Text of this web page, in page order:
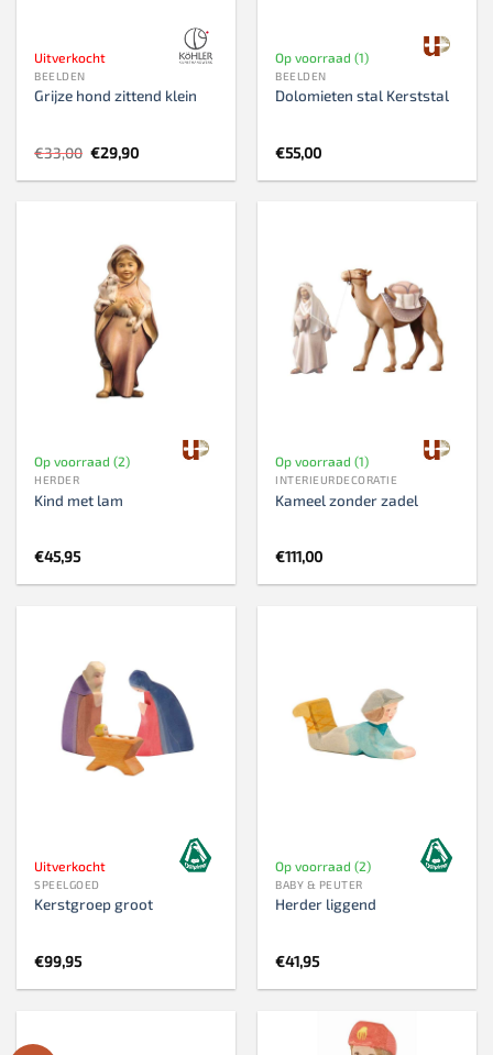
Uitverkocht
BEELDEN
Grijze hond zittend klein
€33,00 Oorspronkelijke
prijs
was:
€29,90Huidige
is:
Op voorraad (1)
BEELDEN
Dolomieten stal Kerststal
€55,00
Op voorraad (2)
HERDER
Kind met lam
€45,95
Op voorraad (1)
INTERIEURDECORATIE
Kameel zonder zadel
€111,00
Uitverkocht
SPEELGOED
Kerstgroep groot
€99,95
Op voorraad (2)
BABY & PEUTER
Herder liggend
€41,95